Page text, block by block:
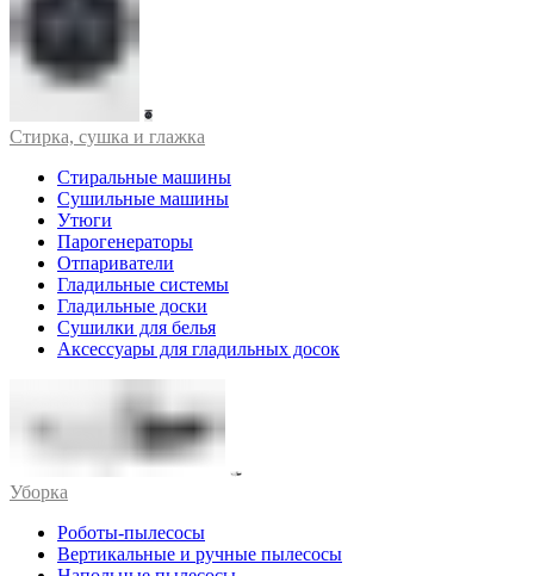
Стирка, сушка и глажка
Стиральные машины
Сушильные машины
Утюги
Парогенераторы
Отпариватели
Гладильные системы
Гладильные доски
Сушилки для белья
Аксессуары для гладильных досок
Уборка
Роботы-пылесосы
Вертикальные и ручные пылесосы